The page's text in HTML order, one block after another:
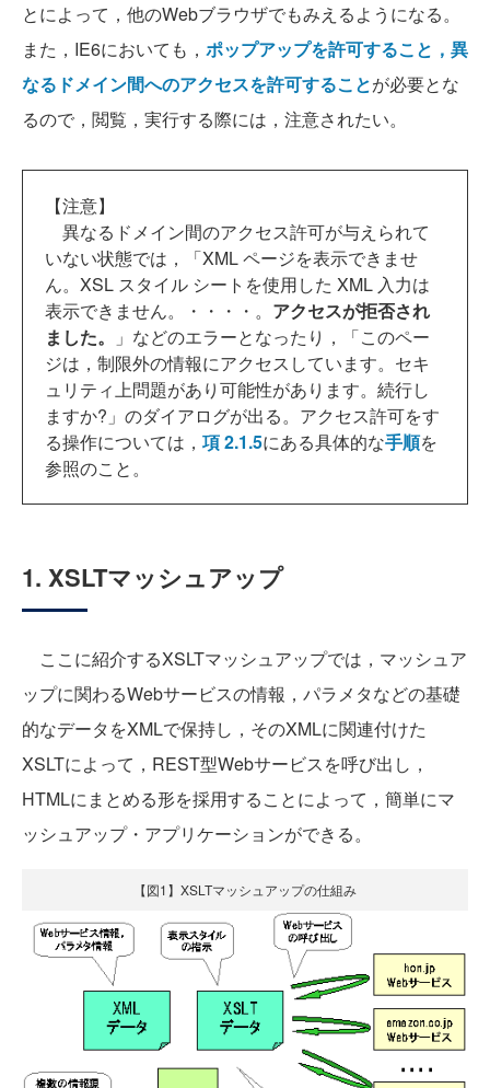
とによって，他のWebブラウザでもみえるようになる。
また，IE6においても， ポップアップを許可すること，異
なるドメイン間へのアクセスを許可することが必要とな
るので，閲覧，実行する際には，注意されたい。
【注意】
異なるドメイン間のアクセス許可が与えられて
いない状態では，「XML ページを表示できませ
ん。XSL スタイル シートを使用した XML 入力は
表示できません。・・・・。 アクセスが拒否され
ました。
」などのエラーとなったり，「このペー
ジは，制限外の情報にアクセスしています。セキ
ュリティ上問題があり可能性があります。続行し
ますか?」のダイアログが出る。アクセス許可をす
る操作については， 項 2.1.5にある具体的な手順を
参照のこと。
1. XSLTマッシュアップ
ここに紹介するXSLTマッシュアップでは，マッシュア
ップに関わるWebサービスの情報，パラメタなどの基礎
的なデータをXMLで保持し，そのXMLに関連付けた
XSLTによって，REST型Webサービスを呼び出し，
HTMLにまとめる形を採用することによって，簡単にマ
ッシュアップ・アプリケーションができる。
【図1】XSLTマッシュアップの仕組み